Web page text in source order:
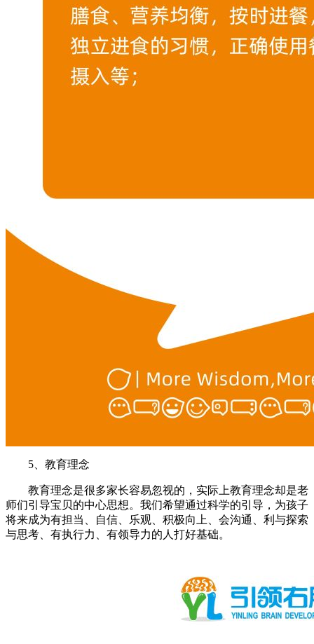
5、教育理念
教育理念是很多家长容易忽视的，实际上教育理念却是老
师们引导宝贝的中心思想。我们希望通过科学的引导，为孩子
将来成为有担当、自信、乐观、积极向上、会沟通、利与探索
与思考、有执行力、有领导力的人打好基础。